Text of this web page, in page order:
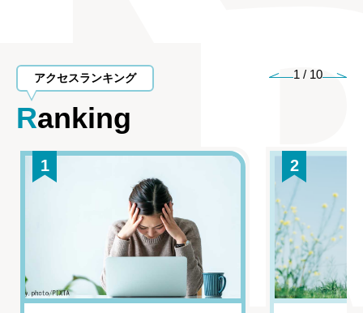
アクセスランキング
Ranking
1 / 10
1 2